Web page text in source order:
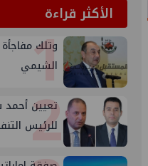
الأكثر قراءة
1
وتلك
الشيمي
2
تعيين أحمد
للرئيس